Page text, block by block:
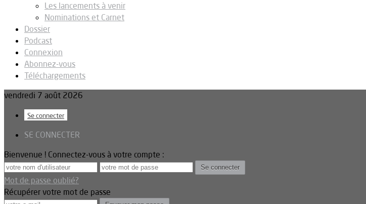
Les lancements à venir
Nominations et Carnet
Dossier
Podcast
Connexion
Abonnez-vous
Téléchargements
vendredi 7 août 2026
Se connecter
SE CONNECTER
Bienvenue ! Connectez-vous à votre compte :
Mot de passe oublié?
Récupérer votre mot de passe